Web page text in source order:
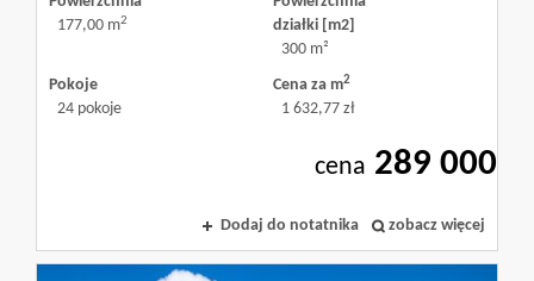
177,00 m2
działki [m2]
300 m²
Pokoje
24 pokoje
Cena za m2
1 632,77 zł
cena 289 000
Dodaj do notatnika zobacz więcej